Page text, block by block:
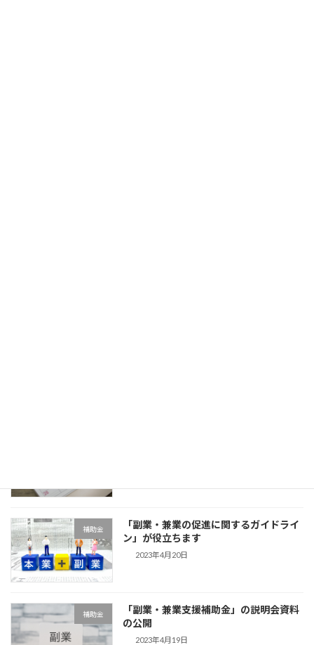
補助金
「副業・兼業の促進に関するガイドライ
ン」が役立ちます
2023年4月20日
補助金
「副業・兼業支援補助金」の説明会資料
の公開
2023年4月19日